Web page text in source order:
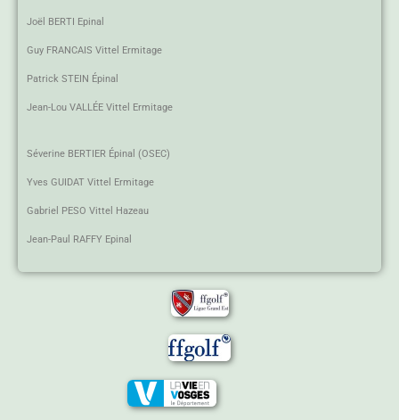
Joël BERTI Epinal
Guy FRANCAIS Vittel Ermitage
Patrick STEIN Épinal
Jean-Lou VALLÉE Vittel Ermitage
Séverine BERTIER Épinal (OSEC)
Yves GUIDAT Vittel Ermitage
Gabriel PESO Vittel Hazeau
Jean-Paul RAFFY Epinal